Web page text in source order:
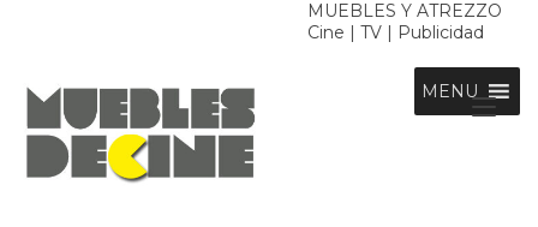
MUEBLES Y ATREZZO
Cine | TV | Publicidad
MENU